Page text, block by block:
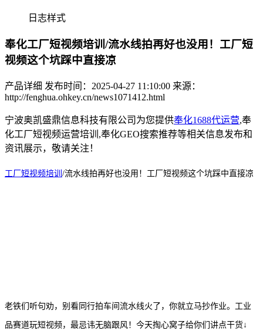
日志样式
奉化工厂短视频培训/流水线拍再好也没用！工厂短
视频这个坑踩中直接凉
产品详细 发布时间：2025-04-27 11:10:00 来源：
http://fenghua.ohkey.cn/news1071412.html
宁波奥凯盛鼎信息科技有限公司为您提供奉化1688代运营,奉
化工厂短视频运营培训,奉化GEO搜索推荐等相关信息发布和
资讯展示，敬请关注！
工厂短视频培训 /流水线拍再好也没用！工厂短视频这个坑踩中直接凉
老铁们听句劝，别看同行拍车间流水线火了，你就立马抄作业。工业
品赛道玩短视频，最忌讳无脑跟风！今天掏心窝子给你们讲点干货↓